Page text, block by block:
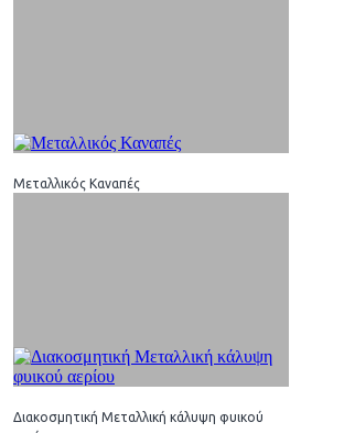
Μεταλλικός Καναπές
Διακοσμητική Μεταλλική κάλυψη φυικού